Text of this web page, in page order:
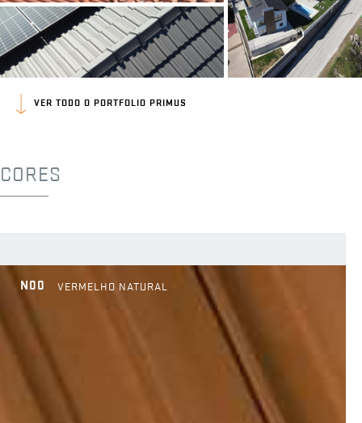
VER TODO O PORTFOLIO PRIMUS
CORES
N00 VERMELHO NATURAL